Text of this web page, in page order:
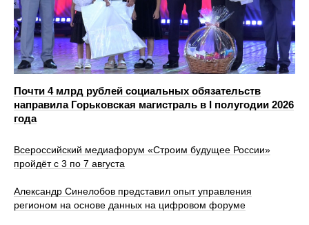
Почти 4 млрд рублей социальных обязательств
направила Горьковская магистраль в I полугодии 2026
года
Всероссийский медиафорум «Строим будущее России»
пройдёт с 3 по 7 августа
Александр Синелобов представил опыт управления
регионом на основе данных на цифровом форуме